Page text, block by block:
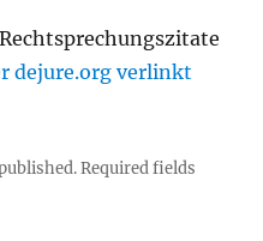
dejure.org verlinkt
Required fields